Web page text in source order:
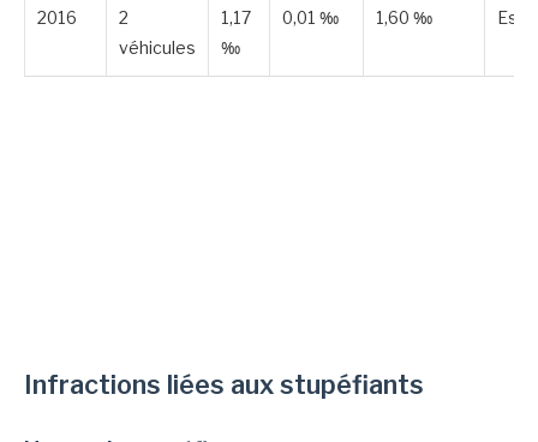
2016
2
véhicules
1,17
‰
0,01 ‰ 1,60 ‰
Infractions liées aux stupéfiants